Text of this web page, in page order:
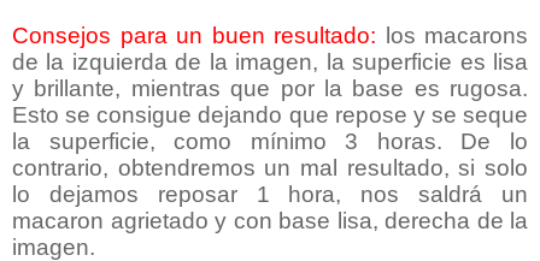
Consejos para un buen resultado: los macarons
de la izquierda de la imagen, la superficie es lisa
y brillante, mientras que por la base es rugosa.
Esto se consigue dejando que repose y se seque
la superficie, como mínimo 3 horas. De lo
contrario, obtendremos un mal resultado, si solo
lo dejamos reposar 1 hora, nos saldrá un
macaron agrietado y con base lisa, derecha de la
imagen.